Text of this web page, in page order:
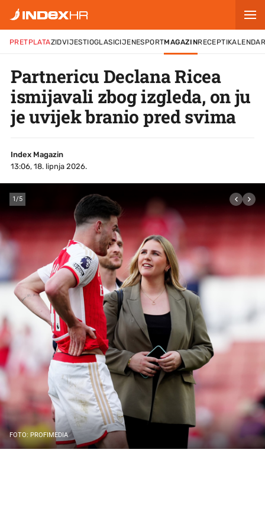
PRETPLATAZIDVIJESTIOGLASICIJENESPORTMAGAZINRECEPTI
Partnericu Declana Ricea
ismijavali zbog izgleda, on ju
je uvijek branio pred svima
Index Magazin
13:06, 18. lipnja 2026.
1/5
FOTO: PROFIMEDIA